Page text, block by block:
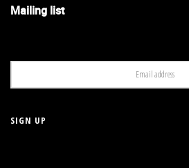
Mailing list